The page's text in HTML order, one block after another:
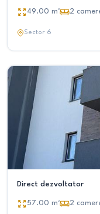
49.00 m² 2
Sector 6
Direct dezvoltator
57.00 m² 2